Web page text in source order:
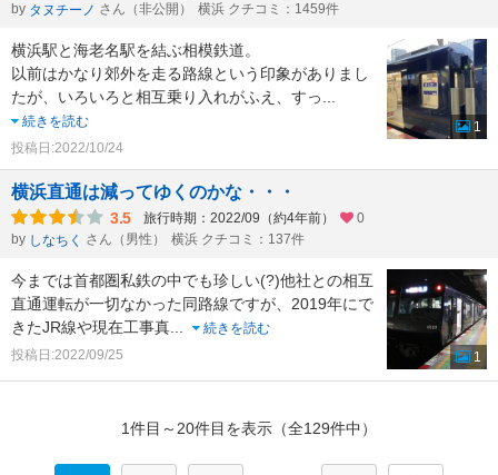
by タヌチーノ さん（非公開） 横浜 クチコミ：1459件
横浜駅と海老名駅を結ぶ相模鉄道。
以前はかなり郊外を走る路線という印象がありまし
たが、いろいろと相互乗り入れがふえ、すっ
続きを読む
投稿日:2022/10/24
1
横浜直通は減ってゆくのかな・・・
3.5 旅行時期：2022/09（約4年前）
0
by しなちく さん（男性） 横浜 クチコミ：137件
今までは首都圏私鉄の中でも珍しい(?)他社との相互
直通運転が一切なかった同路線ですが、2019年にで
きたJR線や現在工事真
続きを読む
投稿日:2022/09/25
1
1件目～20件目を表示（全129件中）